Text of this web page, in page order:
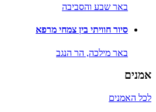
באר שבע והסביבה
סיור חוויתי בין צמחי מרפא
באר מילכה, הר הנגב
אמנים
לכל האמנים